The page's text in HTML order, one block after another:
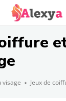
visage Jeux de